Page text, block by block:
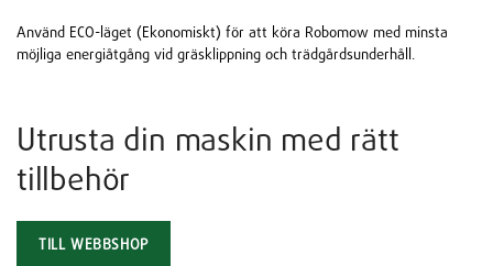
Använd ECO-läget (Ekonomiskt) för att köra Robomow med minsta
möjliga energiåtgång vid gräsklippning och trädgårdsunderhåll.
Utrusta din maskin med rätt
tillbehör
TILL WEBBSHOP